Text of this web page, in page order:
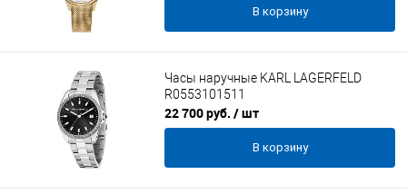
В корзину
Часы наручные KARL LAGERFELD
R0553101511
22 700 руб. / шт
В корзину